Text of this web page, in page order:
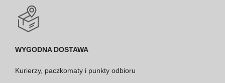
WYGODNA DOSTAWA
Kurierzy, paczkomaty i punkty odbioru